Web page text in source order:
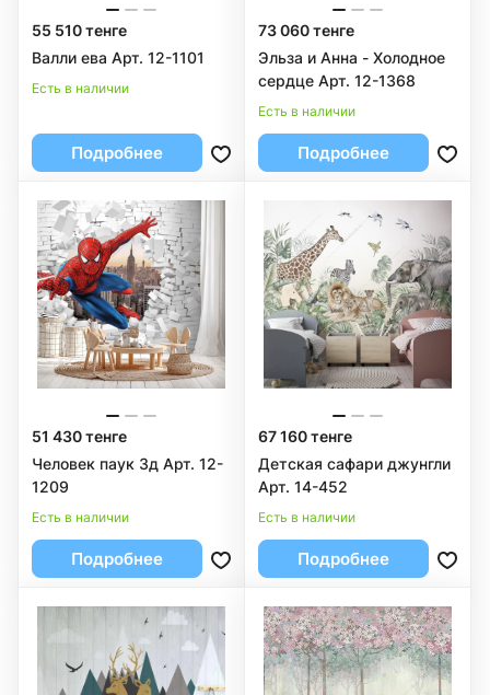
55 510 тенге
Валли ева Арт. 12-1101
Есть в наличии
Подробнее
73 060 тенге
Эльза и Анна - Холодное
сердце Арт. 12-1368
Есть в наличии
Подробнее
51 430 тенге
Человек паук 3д Арт. 12-
1209
Есть в наличии
Подробнее
67 160 тенге
Детская сафари джунгли
Арт. 14-452
Есть в наличии
Подробнее